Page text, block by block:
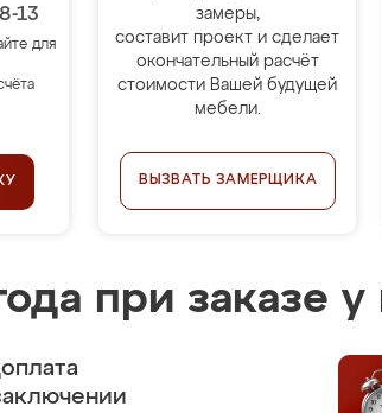
13
для
замеры,
составит проект и сделает
окончательный расчёт
стоимости Вашей будущей
мебели.
ВЫЗВАТЬ ЗАМЕРЩИКА
при заказе у